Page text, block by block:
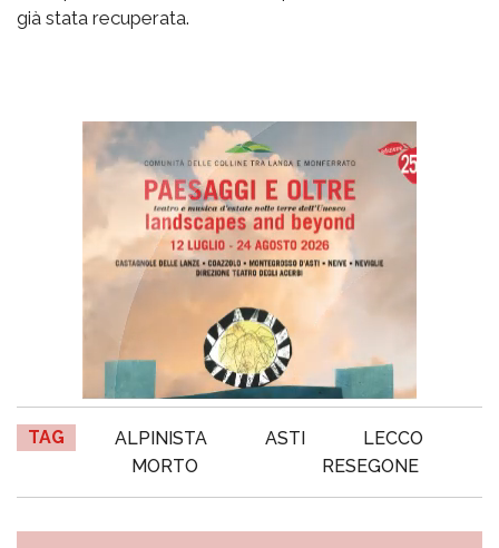
già stata recuperata.
TAG ALPINISTA ASTI
LECCO
MORTO
RESEGONE